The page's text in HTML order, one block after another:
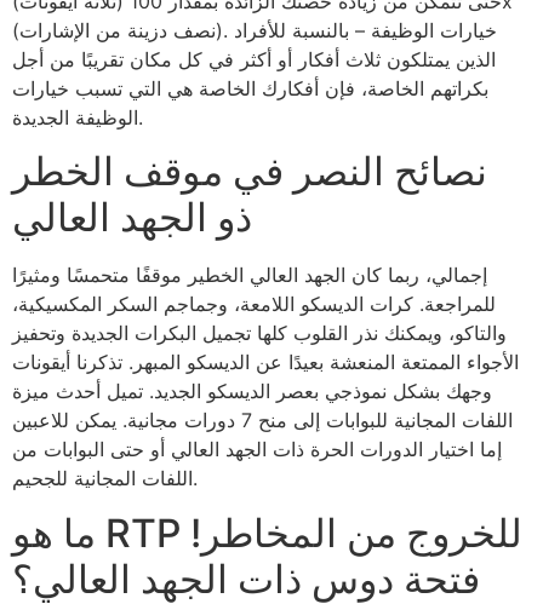
(نصف دزينة من الإشارات). خيارات الوظيفة – بالنسبة للأفراد
الذين يمتلكون ثلاث أفكار أو أكثر في كل مكان تقريبًا من أجل
بكراتهم الخاصة، فإن أفكارك الخاصة هي التي تسبب خيارات
الوظيفة الجديدة.
نصائح النصر في موقف الخطر
ذو الجهد العالي
إجمالي، ربما كان الجهد العالي الخطير موقفًا متحمسًا ومثيرًا
للمراجعة. كرات الديسكو اللامعة، وجماجم السكر المكسيكية،
والتاكو، ويمكنك نذر القلوب كلها تجميل البكرات الجديدة وتحفيز
الأجواء الممتعة المنعشة بعيدًا عن الديسكو المبهر. تذكرنا أيقونات
وجهك بشكل نموذجي بعصر الديسكو الجديد. تميل أحدث ميزة
اللفات المجانية للبوابات إلى منح 7 دورات مجانية. يمكن للاعبين
إما اختيار الدورات الحرة ذات الجهد العالي أو حتى البوابات من
اللفات المجانية للجحيم.
ما هو RTP للخروج من المخاطر!
فتحة دوس ذات الجهد العالي؟